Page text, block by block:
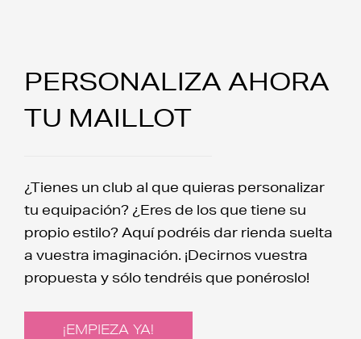
PERSONALIZA AHORA
TU MAILLOT
¿Tienes un club al que quieras personalizar
tu equipación? ¿Eres de los que tiene su
propio estilo? Aquí podréis dar rienda suelta
a vuestra imaginación. ¡Decirnos vuestra
propuesta y sólo tendréis que ponéroslo!
¡EMPIEZA YA!